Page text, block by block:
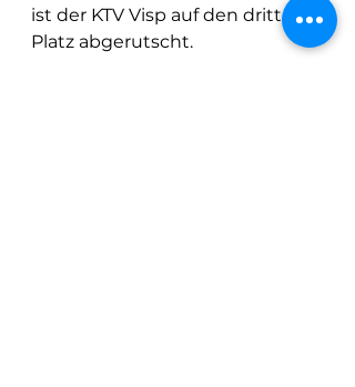
ist der KTV Visp auf den dritten
Platz abgerutscht.